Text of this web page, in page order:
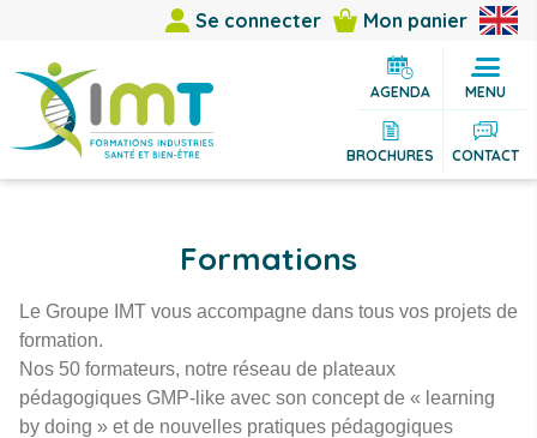
Se connecter Mon panier
MENU
AGENDA
BROCHURES CONTACT
Formations
Le Groupe IMT vous accompagne dans tous vos projets de
formation.
Nos 50 formateurs, notre réseau de plateaux
pédagogiques GMP-like avec son concept de « learning
by doing » et de nouvelles pratiques pédagogiques